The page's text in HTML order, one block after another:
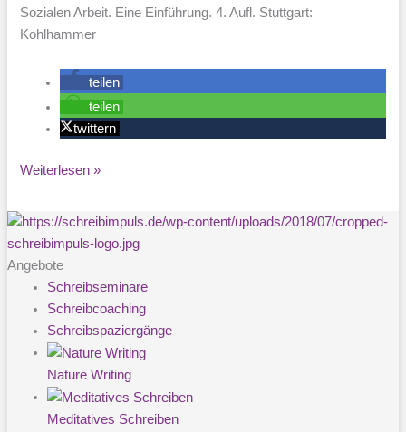
Sozialen Arbeit. Eine Einführung. 4. Aufl. Stuttgart:
Kohlhammer
teilen
teilen
twittern
Schreibimpuls:
Ressourcen
Weiterlesen »
Angebote
Schreibseminare
Schreibcoaching
Schreibspaziergänge
Nature Writing
Meditatives Schreiben